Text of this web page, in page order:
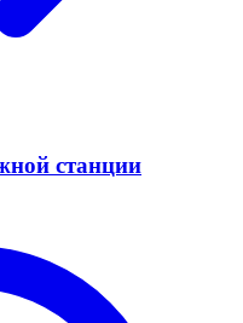
станции